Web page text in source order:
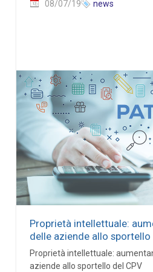
08/07/19 news
Proprietà intellettuale:
delle aziende allo sportello
Proprietà intellettuale:
aziende allo sportello del CPV